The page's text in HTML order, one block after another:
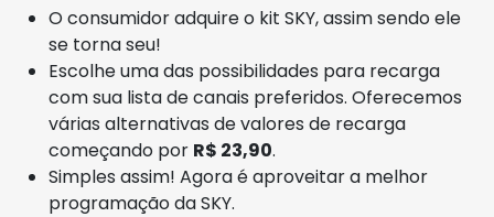
O consumidor adquire o kit SKY, assim sendo ele
se torna seu!
Escolhe uma das possibilidades para recarga
com sua lista de canais preferidos. Oferecemos
várias alternativas de valores de recarga
começando por R$ 23,90.
Simples assim! Agora é aproveitar a melhor
programação da SKY.